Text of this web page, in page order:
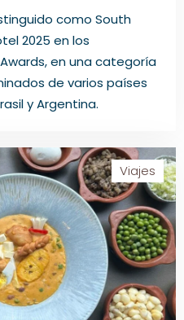
como South
2025 en los
en una categoría
de varios países
y Argentina.
Viajes